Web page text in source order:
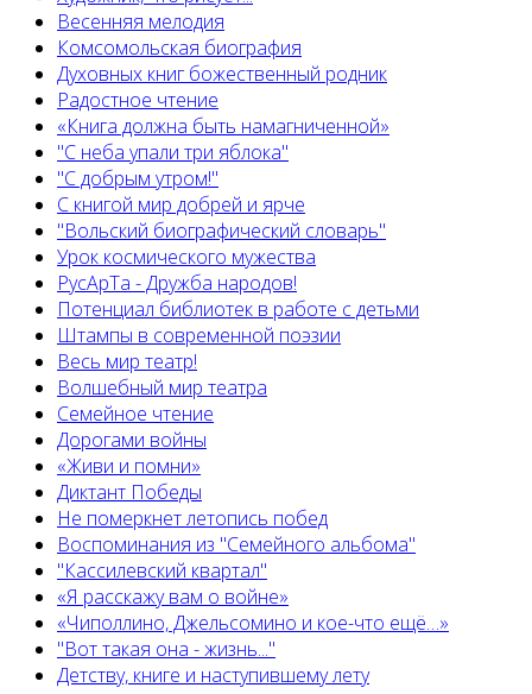
Весенняя мелодия
Комсомольская биография
Духовных книг божественный родник
Радостное чтение
«Книга должна быть намагниченной»
"С неба упали три яблока"
"С добрым утром!"
С книгой мир добрей и ярче
"Вольский биографический словарь"
Урок космического мужества
РусАрТа - Дружба народов!
Потенциал библиотек в работе с детьми
Штампы в современной поэзии
Весь мир театр!
Волшебный мир театра
Семейное чтение
Дорогами войны
«Живи и помни»
Диктант Победы
Не померкнет летопись побед
Воспоминания из "Семейного альбома"
"Кассилевский квартал"
«Я расскажу вам о войне»
«Чиполлино, Джельсомино и кое-что ещё…»
"Вот такая она - жизнь..."
Детству, книге и наступившему лету